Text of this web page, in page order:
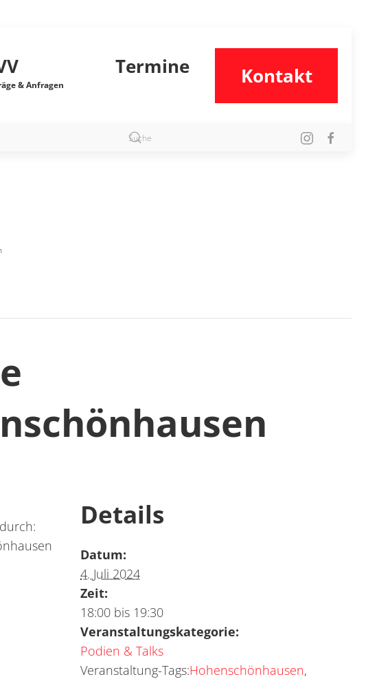
& Anfragen
Termine Kontakt
Details
Datum:
4. Juli 2024
Zeit:
18:00 bis 19:30
Veranstaltungskategorie:
Podien & Talks
Veranstaltung-Tags:Hohenschönhausen,